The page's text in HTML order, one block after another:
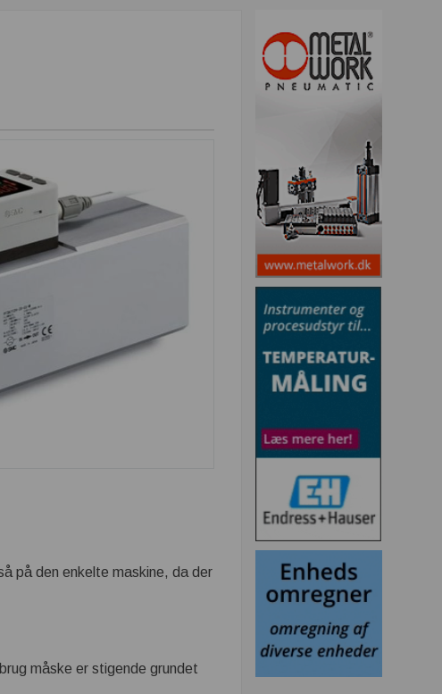
på den enkelte maskine, da der
måske er stigende grundet